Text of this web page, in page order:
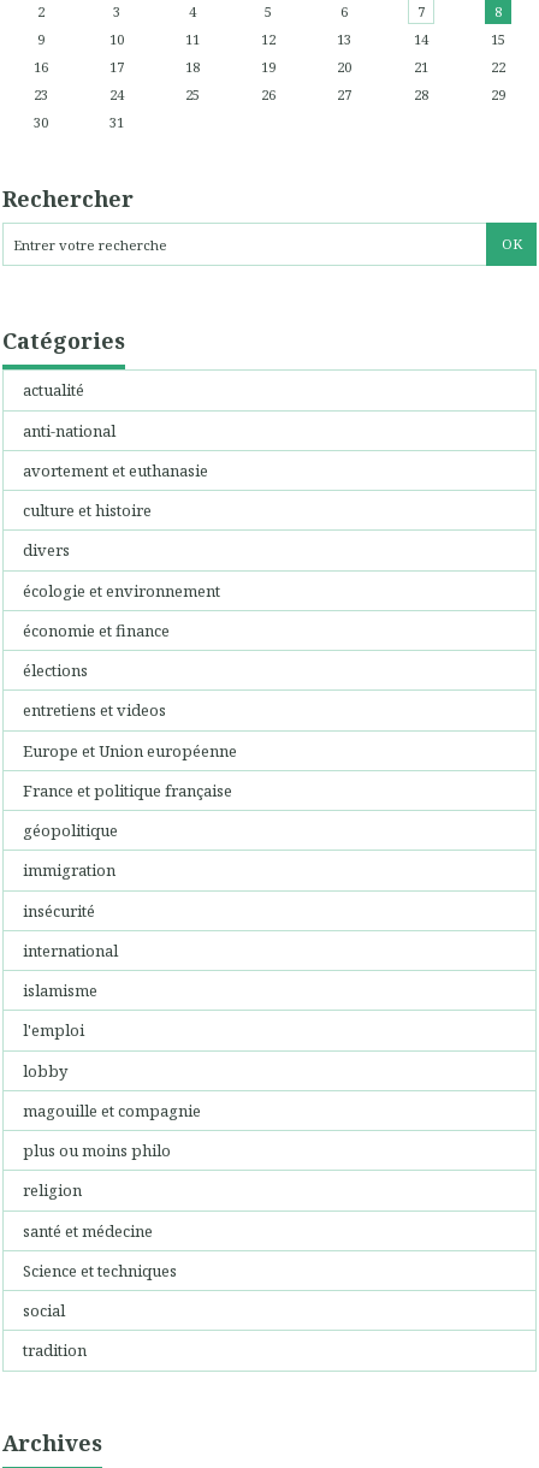
2
3 4 5 6 7
8
9
10 11 12 13 14
15
16
17 18 19 20 21
22
23
24 25 26 27 28
29
30
31
Rechercher
Catégories
actualité
anti-national
avortement et euthanasie
culture et histoire
divers
écologie et environnement
économie et finance
élections
entretiens et videos
Europe et Union européenne
France et politique française
géopolitique
immigration
insécurité
international
islamisme
l'emploi
lobby
magouille et compagnie
plus ou moins philo
religion
santé et médecine
Science et techniques
social
tradition
Archives